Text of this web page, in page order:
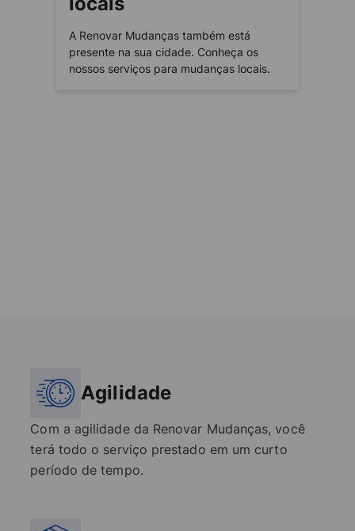
A Renovar Mudanças também está
presente na sua cidade. Conheça os
nossos serviços para mudanças locais.
Agilidade
Com a agilidade da Renovar Mudanças, você
terá todo o serviço prestado em um curto
período de tempo.